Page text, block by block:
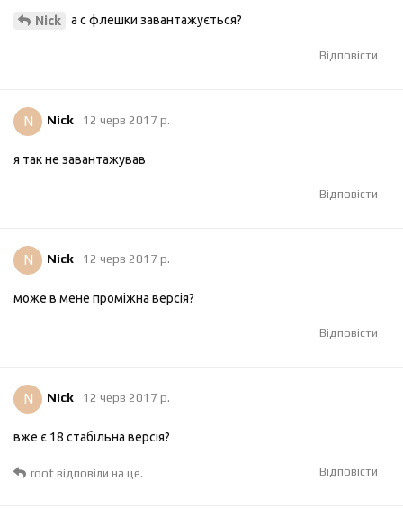
Nick а с флешки завантажується?
Відповісти
N Nick 12 черв 2017 р.
я так не завантажував
Відповісти
N Nick 12 черв 2017 р.
може в мене проміжна версія?
Відповісти
N Nick 12 черв 2017 р.
вже є 18 стабільна версія?
Відповісти
root відповіли на це.